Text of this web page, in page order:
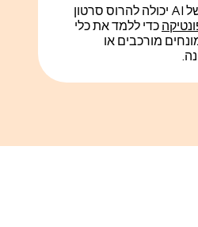
הגייה לא מקצועית של AI יכולה להרוס סרטון
כדי ללמד את כלי
מורכבים או